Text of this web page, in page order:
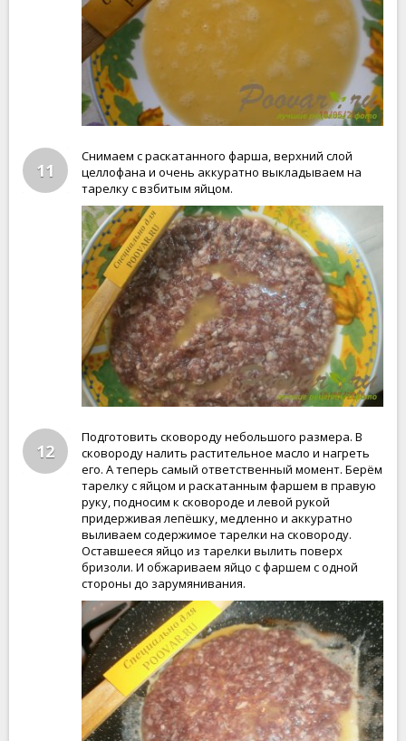
11
Снимаем с раскатанного фарша, верхний слой
целлофана и очень аккуратно выкладываем на
тарелку с взбитым яйцом.
12
Подготовить сковороду небольшого размера. В
сковороду налить растительное масло и нагреть
его. А теперь самый ответственный момент. Берём
тарелку с яйцом и раскатанным фаршем в правую
руку, подносим к сковороде и левой рукой
придерживая лепёшку, медленно и аккуратно
выливаем содержимое тарелки на сковороду.
Оставшееся яйцо из тарелки вылить поверх
бризоли. И обжариваем яйцо с фаршем с одной
стороны до зарумянивания.